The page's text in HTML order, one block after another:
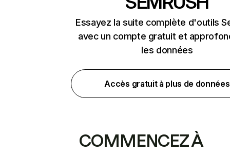
Essayez la suite complète d'outils
avec un compte gratuit et
les données
Accès gratuit à plus de données
COMMENCEZ À